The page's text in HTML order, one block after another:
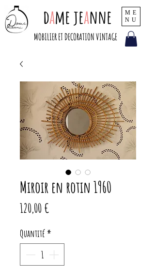
ME
NU
dame jeanne
MOBILIER ET DECORATION VINTAGE
Miroir en rotin 1960
120,00 €
Quantité*